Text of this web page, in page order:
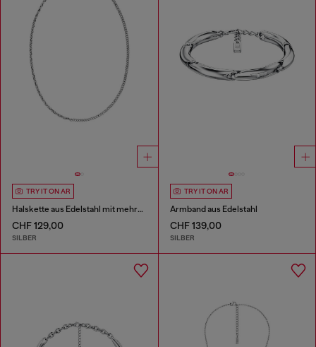
TRY IT ON AR
Halskette aus Edelstahl mit mehreren Tragemöglichkeiten
CHF 129,00
SILBER
TRY IT ON AR
Armband aus Edelstahl
CHF 139,00
SILBER